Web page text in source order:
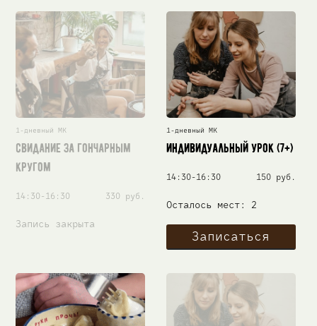
1-дневный МК
Свидание за гончарным
кругом
14:30-16:30 330 руб.
Запись закрыта
1-дневный МК
Индивидуальный урок (7+)
14:30-16:30 150 руб.
Осталось мест: 2
Записаться